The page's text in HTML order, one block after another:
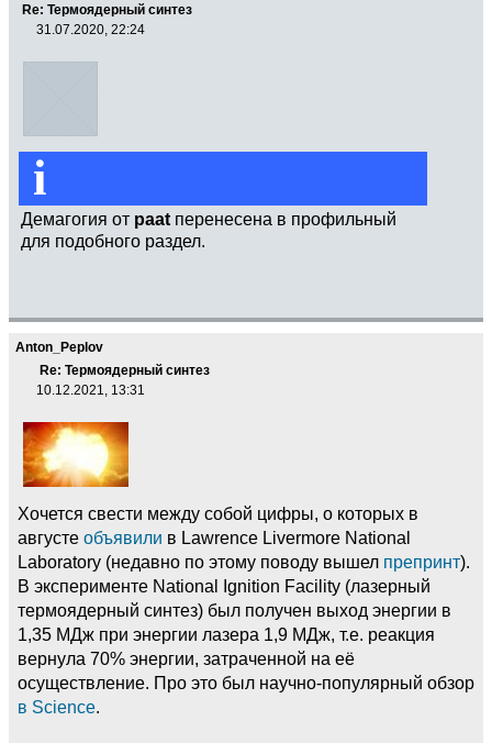
Re: Термоядерный синтез
31.07.2020, 22:24
i
Демагогия от paat перенесена в профильный
для подобного раздел.
Anton_Peplov
Re: Термоядерный синтез
10.12.2021, 13:31
Хочется свести между собой цифры, о которых в
августе объявили в Lawrence Livermore National
Laboratory (недавно по этому поводу вышел препринт).
В эксперименте National Ignition Facility (лазерный
термоядерный синтез) был получен выход энергии в
1,35 МДж при энергии лазера 1,9 МДж, т.е. реакция
вернула 70% энергии, затраченной на её
осуществление. Про это был научно-популярный обзор
в Science.